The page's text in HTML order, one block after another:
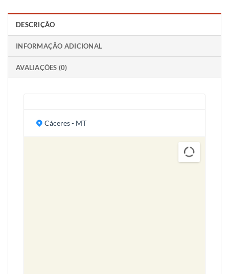
DESCRIÇÃO
INFORMAÇÃO ADICIONAL
AVALIAÇÕES (0)
Cáceres - MT